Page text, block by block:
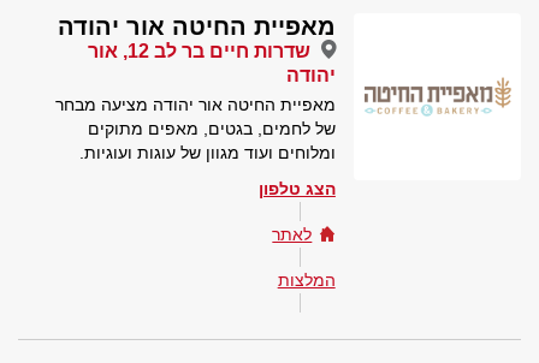
מאפיית החיטה אור יהודה
שדרות חיים בר לב 12, אור
יהודה
מאפיית החיטה אור יהודה מציעה מבחר
של לחמים, בגטים, מאפים מתוקים
ומלוחים ועוד מגוון של עוגות ועוגיות.
הצג טלפון
לאתר
המלצות